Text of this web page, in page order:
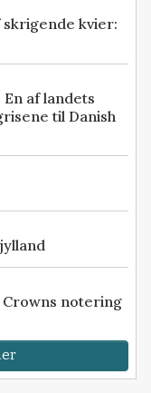
skrigende kvier:
af landets
til Danish
notering